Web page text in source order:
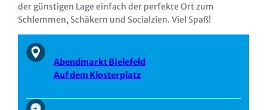
der günstigen Lage einfach der perfekte Ort zum
Schlemmen, Schäkern und Socialzien. Viel Spaß!
Abendmarkt Bielefeld
Auf dem Klosterplatz